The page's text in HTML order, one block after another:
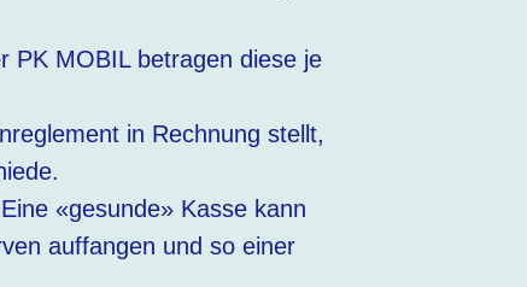
PK MOBIL betragen diese je
in Rechnung stellt,
«gesunde» Kasse kann
auffangen und so einer